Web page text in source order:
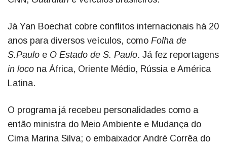
Já Yan Boechat cobre conflitos internacionais há 20
anos para diversos veículos, como Folha de
S.Paulo e O Estado de S. Paulo. Já fez reportagens
in loco na África, Oriente Médio, Rússia e América
Latina.
O programa já recebeu personalidades como a
então ministra do Meio Ambiente e Mudança do
Cima Marina Silva; o embaixador André Corrêa do